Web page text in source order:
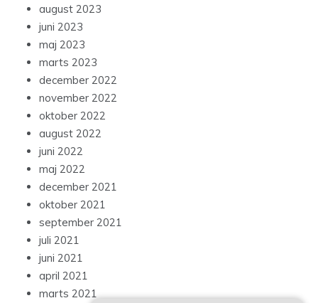
august 2023
juni 2023
maj 2023
marts 2023
december 2022
november 2022
oktober 2022
august 2022
juni 2022
maj 2022
december 2021
oktober 2021
september 2021
juli 2021
juni 2021
april 2021
marts 2021